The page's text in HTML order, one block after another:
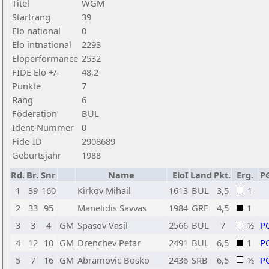
Titel
WGM
Startrang
39
Elo national
0
Elo intnational
2293
Eloperformance 2532
FIDE Elo +/-
48,2
Punkte
7
Rang
6
Föderation
BUL
Ident-Nummer
0
Fide-ID
2908689
Geburtsjahr
1988
Rd. Br. Snr Name EloI Land Pkt. Erg.
1
39 160 Kirkov Mihail 1613 BUL 3,5
1
2
33 95 Manelidis Savvas 1984 GRE 4,5
1
3
3 4 GM Spasov Vasil 2566 BUL 7 ½
4
12 10 GM Drenchev Petar 2491 BUL 6,5 1
5
7 16 GM Abramovic Bosko 2436 SRB 6,5 ½